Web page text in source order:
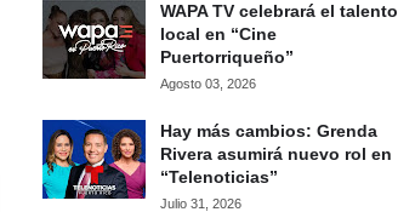
WAPA TV celebrará el talento
local en “Cine
Puertorriqueño”
Agosto 03, 2026
Hay más cambios: Grenda
Rivera asumirá nuevo rol en
“Telenoticias”
Julio 31, 2026